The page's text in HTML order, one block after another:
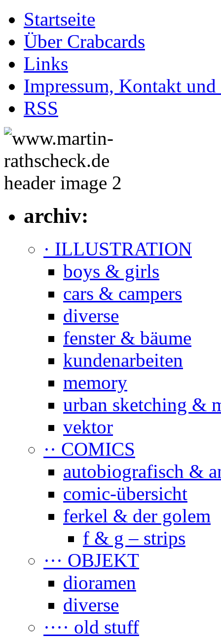
Startseite
Über Crabcards
Links
Impressum, Kontakt und
RSS
archiv:
· ILLUSTRATION
boys & girls
cars & campers
diverse
fenster & bäume
kundenarbeiten
memory
urban sketching &
vektor
·· COMICS
autobiografisch &
comic-übersicht
ferkel & der golem
f & g – strips
··· OBJEKT
dioramen
diverse
···· old stuff